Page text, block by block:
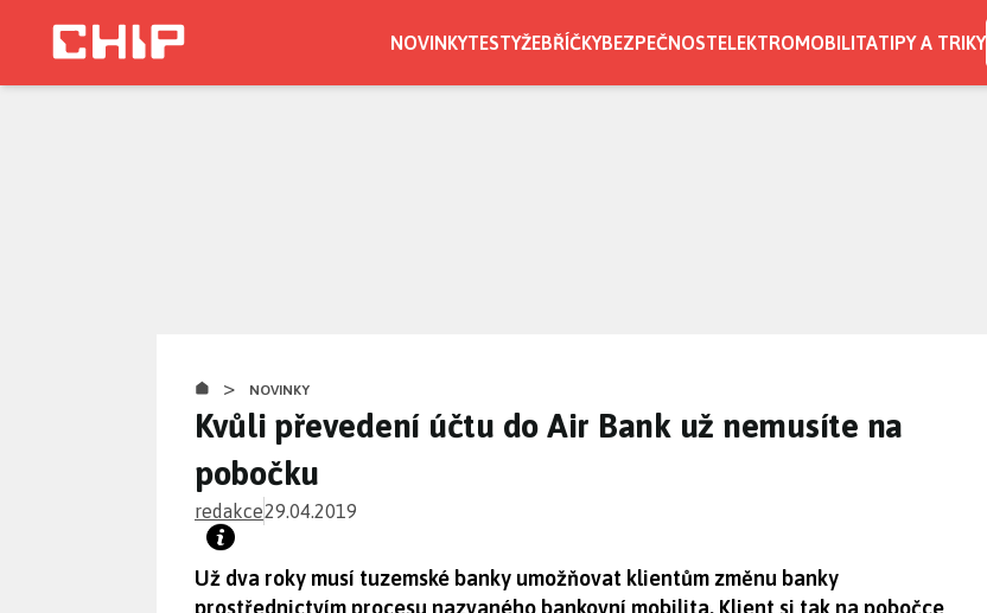
NOVINKYTESTYŽEBŘÍČKYBEZPEČNOSTELEKTROMOBILITATIPY A TRIKY
> NOVINKY
Kvůli převedení účtu do Air Bank už nemusíte na
pobočku
redakce29.04.2019
Už dva roky musí tuzemské banky umožňovat klientům změnu banky
prostřednictvím procesu nazvaného bankovní mobilita. Klient si tak na pobočce